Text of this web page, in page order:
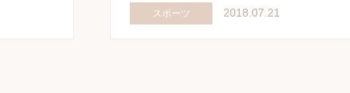
スポーツ 2018.07.21